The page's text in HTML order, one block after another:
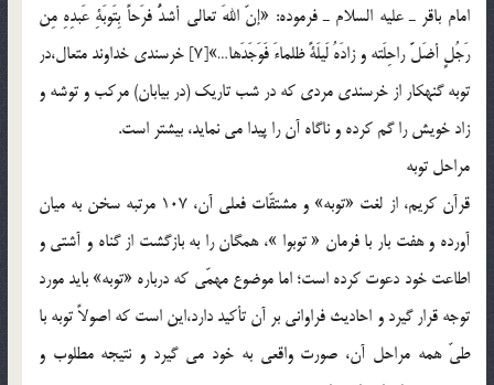
امام باقر ـ عليه السلام ـ فرموده: «إنّ اللهَ تعالي أشدُّ فرَحاً بِتَوبَةِ عَبدِهِ مِن
رَجُلٍ أضَلَّ راحِلَته و زادَهُ لَيلَةً ظلماءَ فَوَجَدَها…»[7] خرسندي خداوند متعال،‌در
توبه گنهكار از خرسندي مردي كه در شب تاريك (در بيابان) مركب و توشه و
زاد خويش را گم كرده و ناگاه آن را پيدا مي نمايد، بيشتر است.
مراحل توبه
قرآن كريم، از لغت «توبه» و مشتقّات فعلي آن، 107 مرتبه سخن به ميان
آورده و هفت بار با فرمان « توبوا »، همگان را به بازگشت از گناه و آشتي و
اطاعت خود دعوت كرده است؛ اما موضوع مهمّي كه درباره «توبه» بايد مورد
توجه قرار گيرد و احاديث فراواني بر آن تأكيد دارد،‌اين است كه اصولاً توبه با
طيّ همه مراحل آن، صورت واقعي به خود مي گيرد و نتيجه مطلوب و